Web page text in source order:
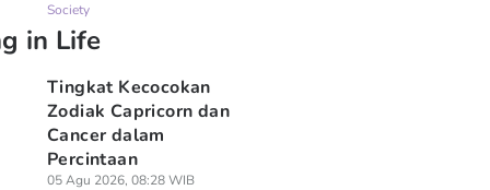
Society
in Life
Tingkat Kecocokan
Zodiak Capricorn dan
Cancer dalam
Percintaan
05 Agu 2026, 08:28 WIB